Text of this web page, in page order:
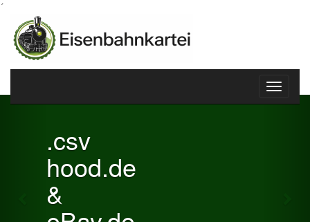
´
Toggle
.csv
hood.de
&
Previous